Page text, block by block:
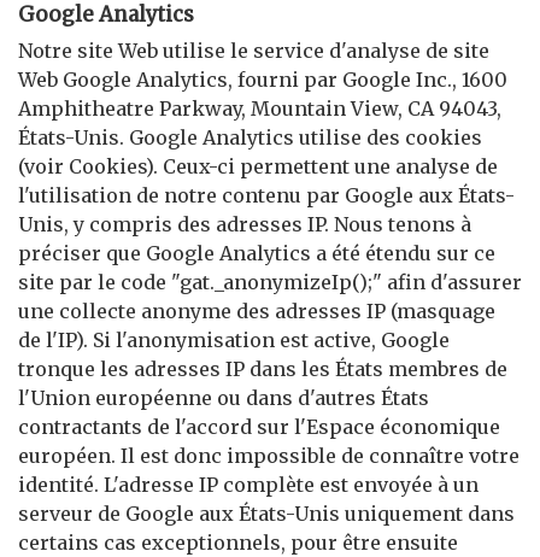
Google Analytics
Notre site Web utilise le service d'analyse de site
Web Google Analytics, fourni par Google Inc., 1600
Amphitheatre Parkway, Mountain View, CA 94043,
États-Unis. Google Analytics utilise des cookies
(voir Cookies). Ceux-ci permettent une analyse de
l'utilisation de notre contenu par Google aux États-
Unis, y compris des adresses IP. Nous tenons à
préciser que Google Analytics a été étendu sur ce
site par le code "gat._anonymizeIp();" afin d'assurer
une collecte anonyme des adresses IP (masquage
de l'IP). Si l'anonymisation est active, Google
tronque les adresses IP dans les États membres de
l'Union européenne ou dans d'autres États
contractants de l'accord sur l'Espace économique
européen. Il est donc impossible de connaître votre
identité. L'adresse IP complète est envoyée à un
serveur de Google aux États-Unis uniquement dans
certains cas exceptionnels, pour être ensuite